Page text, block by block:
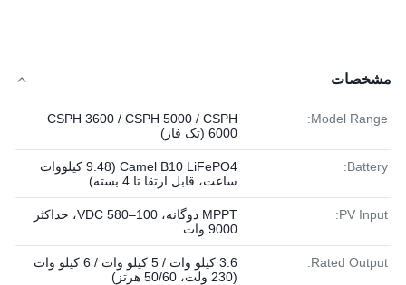
مشخصات
Model Range:
CSPH 3600 / CSPH 5000 / CSPH
6000 (تک فاز)
Battery:
Camel B10 LiFePO4 (9.48 کیلووات
ساعت، قابل ارتقا تا 4 بسته)
PV Input:
MPPT دوگانه، 100–580 VDC، حداکثر
9000 وات
Rated Output:
3.6 کیلو وات / 5 کیلو وات / 6 کیلو وات
(230 ولت، 50/60 هرتز)